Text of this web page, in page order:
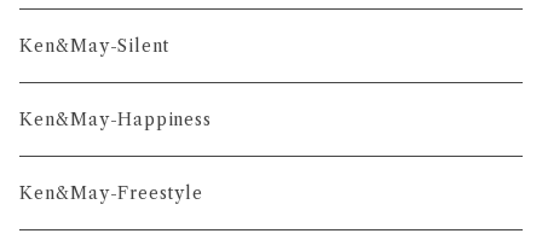
凛-series
雅-series
和-series
Ken&May-Silent
Ken&May-Happiness
Ken&May-Freestyle